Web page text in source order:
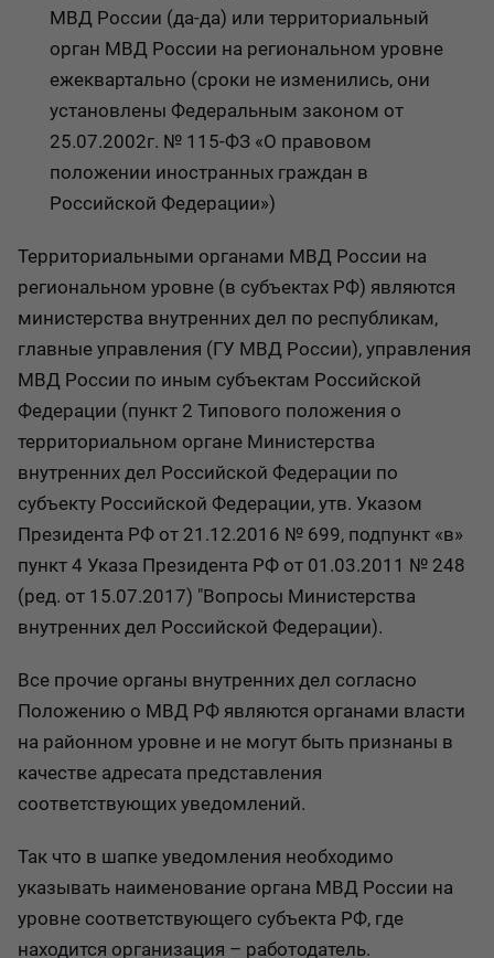
МВД России (да-да) или территориальный
орган МВД России на региональном уровне
ежеквартально (сроки не изменились, они
установлены Федеральным законом от
25.07.2002г. № 115-ФЗ «О правовом
положении иностранных граждан в
Российской Федерации»)
Территориальными органами МВД России на
региональном уровне (в субъектах РФ) являются
министерства внутренних дел по республикам,
главные управления (ГУ МВД России), управления
МВД России по иным субъектам Российской
Федерации (пункт 2 Типового положения о
территориальном органе Министерства
внутренних дел Российской Федерации по
субъекту Российской Федерации, утв. Указом
Президента РФ от 21.12.2016 № 699, подпункт «в»
пункт 4 Указа Президента РФ от 01.03.2011 № 248
(ред. от 15.07.2017) "Вопросы Министерства
внутренних дел Российской Федерации).
Все прочие органы внутренних дел согласно
Положению о МВД РФ являются органами власти
на районном уровне и не могут быть признаны в
качестве адресата представления
соответствующих уведомлений.
Так что в шапке уведомления необходимо
указывать наименование органа МВД России на
уровне соответствующего субъекта РФ, где
находится организация – работодатель.